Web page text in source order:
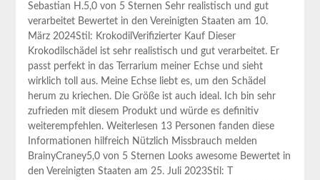
Sebastian H.5,0 von 5 Sternen Sehr realistisch und gut
verarbeitet Bewertet in den Vereinigten Staaten am 10.
März 2024Stil: KrokodilVerifizierter Kauf Dieser
Krokodilschädel ⁢ist sehr realistisch ⁢und gut verarbeitet. Er
passt perfekt in das Terrarium meiner Echse und sieht
wirklich toll aus. Meine Echse liebt es, um den Schädel‍
herum zu kriechen. Die Größe ist auch ideal. Ich ⁢bin sehr
zufrieden mit diesem Produkt und würde ​es definitiv
weiterempfehlen. Weiterlesen 13 Personen fanden diese
Informationen hilfreich Nützlich Missbrauch melden
BrainyCraney5,0 von ‍5 Sternen Looks awesome Bewertet in
den Vereinigten Staaten am 25. Juli 2023Stil: T